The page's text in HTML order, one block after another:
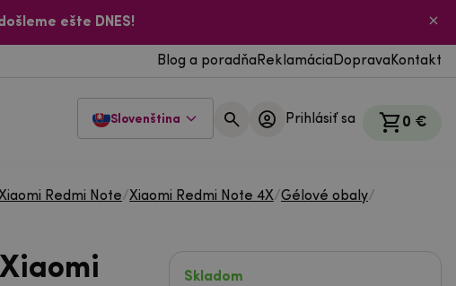
ešte DNES!
Blog a poradňa Reklamácia Doprava Kontakt
Slovenština Prihlásiť sa 0 €
Redmi Note/Xiaomi Redmi Note 4X/Gélové obaly/
Skladom